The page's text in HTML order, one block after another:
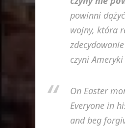
powinni
wojny, która
czyni
On Easter
Everyone in
and beg